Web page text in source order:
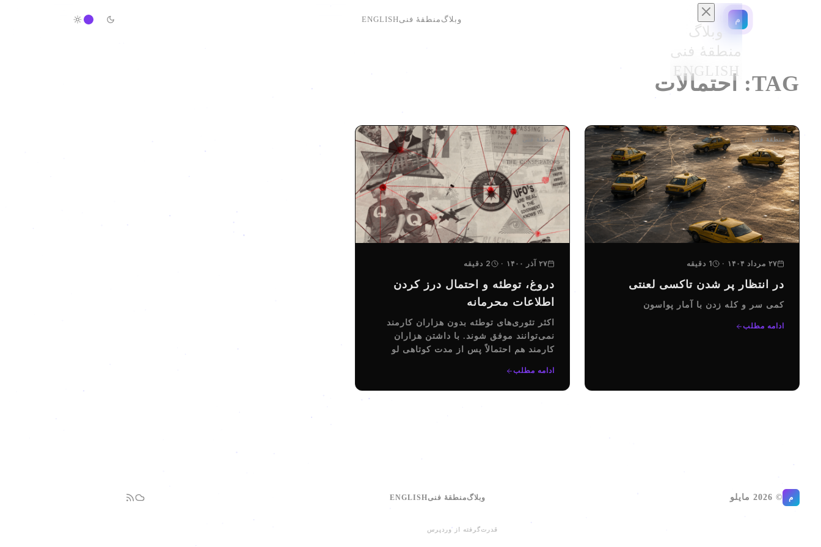
م مایلو وبلاگ منطقهٔ فنیENGLISH
وبلاگ
منطقهٔ فنی
ENGLISH
TAG: احتمالات
منطقهٔ فنی
۲۷ مرداد ۱۴۰۴ · 1 دقیقه
در انتظار پر شدن تاکسی لعنتی
کمی سر و کله زدن با آمار پواسون
ادامه مطلب
منطقهٔ فنی
۲۷ آذر ۱۴۰۰ · 2 دقیقه
دروغ، توطئه و احتمال درز کردن
اطلاعات محرمانه
اکثر تئوری‌های توطئه بدون هزاران کارمند
نمی‌توانند موفق شوند. با داشتن هزاران
کارمند هم احتمالاً پس از مدت کوتاهی لو
رفتن این توطئه‌های حرف می‌زنیم.
ادامه مطلب
م © 2026 مایلو وبلاگمنطقهٔ فنیENGLISH
قدرت‌گرفته از وردپرس